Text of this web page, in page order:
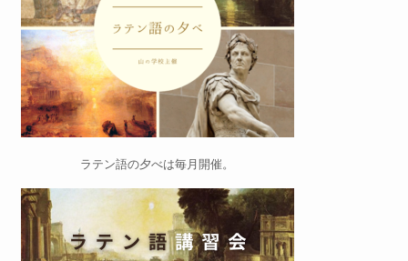
ラテン語の夕べは毎月開催。